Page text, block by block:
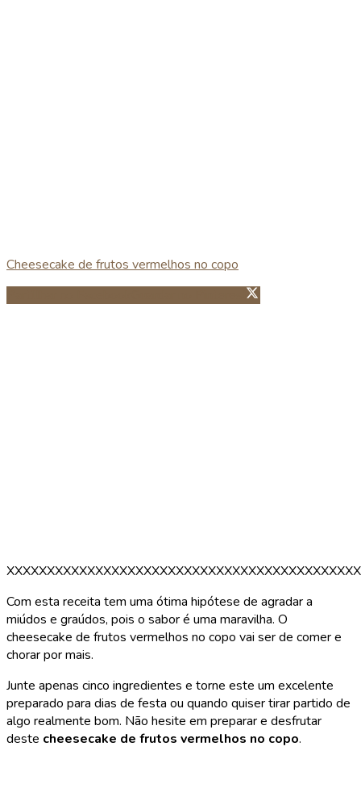
Cheesecake de frutos vermelhos no copo
Guardar no Pinterest
Com esta receita tem uma ótima hipótese de agradar a
miúdos e graúdos, pois o sabor é uma maravilha. O
cheesecake de frutos vermelhos no copo vai ser de comer e
chorar por mais.
Junte apenas cinco ingredientes e torne este um excelente
preparado para dias de festa ou quando quiser tirar partido de
algo realmente bom. Não hesite em preparar e desfrutar
deste cheesecake de frutos vermelhos no copo.